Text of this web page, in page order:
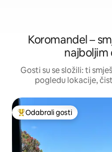
Koromandel –
najboljim
Gosti su se složili: ti
pogledu lokacije,
Među najviše rangiranima s
Odabrali gosti